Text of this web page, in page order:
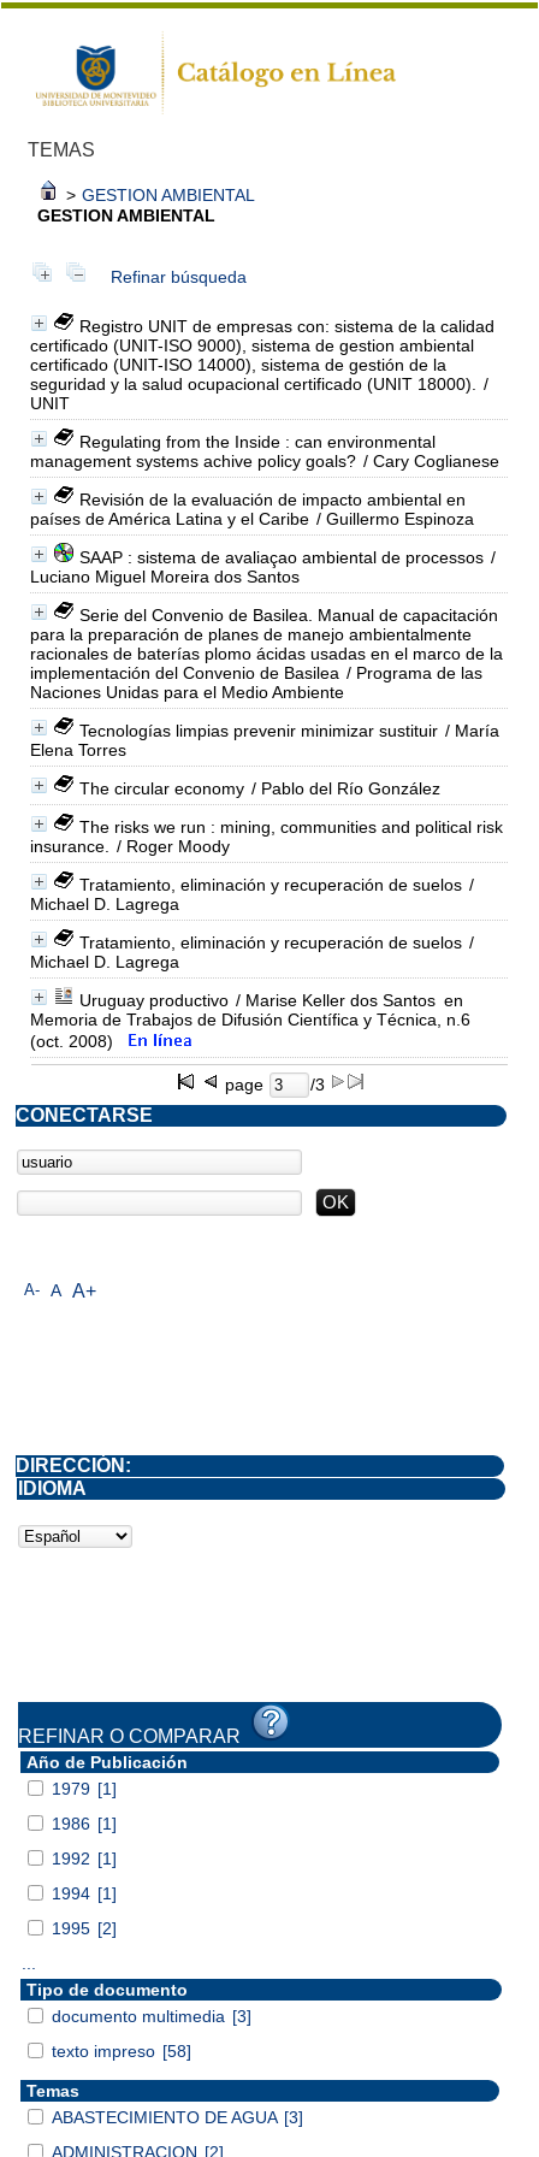
TEMAS
> GESTION AMBIENTAL
GESTION AMBIENTAL
Refinar búsqueda
Registro UNIT de empresas con: sistema de la calidad
certificado (UNIT-ISO 9000), sistema de gestion ambiental
certificado (UNIT-ISO 14000), sistema de gestión de la
seguridad y la salud ocupacional certificado (UNIT 18000).
/
UNIT
Regulating from the Inside : can environmental
management systems achive policy goals? / Cary Coglianese
Revisión de la evaluación de impacto ambiental en
países de América Latina y el Caribe / Guillermo Espinoza
SAAP : sistema de avaliaçao ambiental de processos /
Luciano Miguel Moreira dos Santos
Serie del Convenio de Basilea. Manual de capacitación
para la preparación de planes de manejo ambientalmente
racionales de baterías plomo ácidas usadas en el marco de la
implementación del Convenio de Basilea / Programa de las
Naciones Unidas para el Medio Ambiente
Tecnologías limpias prevenir minimizar sustituir / María
Elena Torres
The circular economy / Pablo del Río González
The risks we run : mining, communities and political risk
insurance.
/ Roger Moody
Tratamiento, eliminación y recuperación de suelos /
Michael D. Lagrega
Tratamiento, eliminación y recuperación de suelos /
Michael D. Lagrega
Uruguay productivo / Marise Keller dos Santos en
Memoria de Trabajos de Difusión Científica y Técnica, n.6
(oct. 2008)
page /3
A- A A+
CONECTARSE
DIRECCIÓN:
IDIOMA
REFINAR O COMPARAR
Año de Publicación
1979 [1]
1986 [1]
1992 [1]
1994 [1]
1995 [2]
Tipo de documento
documento multimedia [3]
texto impreso [58]
Temas
ABASTECIMIENTO DE AGUA [3]
ADMINISTRACION [2]